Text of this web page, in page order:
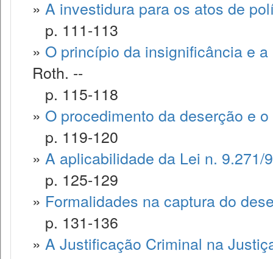
» A investidura para os atos de
p. 111-113
» O princípio da insignificância e
Roth. --
p. 115-118
» O procedimento da deserção e
p. 119-120
» A aplicabilidade da Lei n. 9.271/
p. 125-129
» Formalidades na captura do
p. 131-136
» A Justificação Criminal na